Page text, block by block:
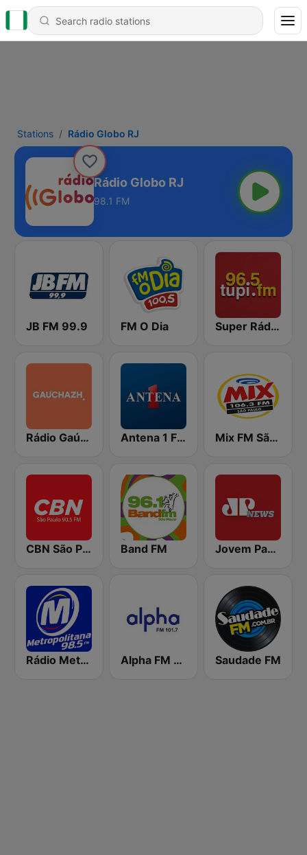
Stations Rádio Globo RJ
Rádio Globo RJ
98.1 FM
JB FM 99.9 FM O Dia Super Rádio Tupi
Rádio Gaúcha ZH Antena 1 FM Mix FM São Paulo
CBN São Paulo Band FM Jovem Pan News
Rádio Metropolitana 98.5 FM Alpha FM 101.7 Saudade FM